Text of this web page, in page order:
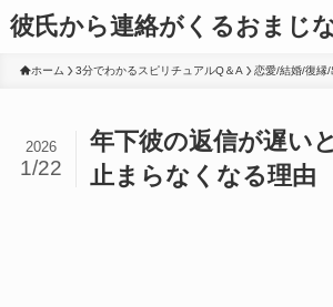
彼氏から連絡がくるおまじ
ホーム 3分でわかるスピリチュアルQ＆A 恋愛/結婚/復縁/
年下彼の返信が遅い
止まらなくなる理由
2026
1/22